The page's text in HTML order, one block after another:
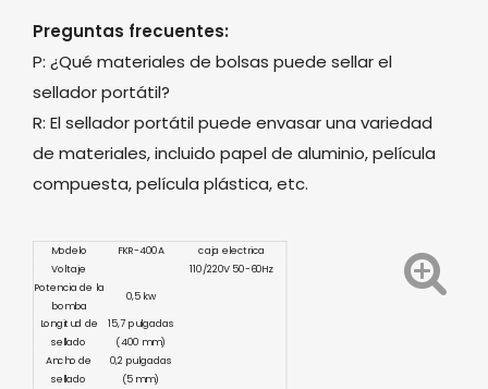
Preguntas frecuentes:
P: ¿Qué materiales de bolsas puede sellar el
sellador portátil?
R: El sellador portátil puede envasar una variedad
de materiales, incluido papel de aluminio, película
compuesta, película plástica, etc.
Modelo FKR-400A
caja electrica
Voltaje
110/220V 50-60Hz
Potencia de la
bomba
0,5 kw
Longitud de
sellado
15,7 pulgadas
(400 mm)
Ancho de
sellado
0,2 pulgadas
(5 mm)